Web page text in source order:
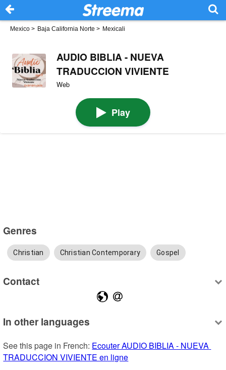
Mexico > Baja California Norte > Mexicali
AUDIO BIBLIA - NUEVA
TRADUCCION VIVIENTE
Web
Play
Genres
Christian Christian Contemporary Gospel
Contact
In other languages
See this page in French: Ecouter AUDIO BIBLIA - NUEVA
TRADUCCION VIVIENTE en ligne